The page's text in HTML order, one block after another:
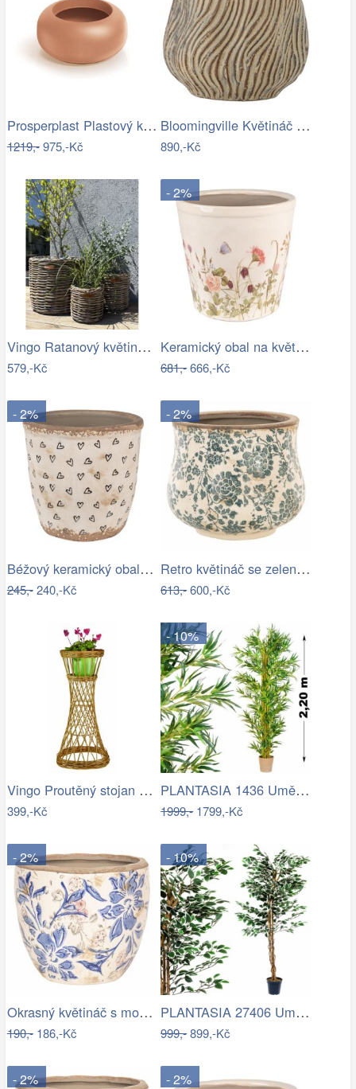
Prosperplast Plastový květináč Ulpo…
1219,-975,-Kč
Bloomingville Květináč Dua Ø 19 cm
890,-Kč
Vingo Ratanový květináč - kulatý…
579,-Kč
- 2%
Keramický obal na květináč s lučními…
681,-666,-Kč
- 2%
Béžový keramický obal na květináč se…
245,-240,-Kč
- 2%
Retro květináč se zelenými květy Tien…
613,-600,-Kč
Vingo Proutěný stojan na květiny…
399,-Kč
- 10%
PLANTASIA 1436 Umělá květina strom - …
1999,-1799,-Kč
- 2%
Okrasný květináč s modrými květy - Ø…
190,-186,-Kč
- 10%
PLANTASIA 27406 Umělý strom rostlina -…
999,-899,-Kč
- 2% - 2%